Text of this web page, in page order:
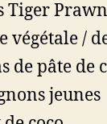
Tiger Prawn
végétale /
de pâte
jeunes